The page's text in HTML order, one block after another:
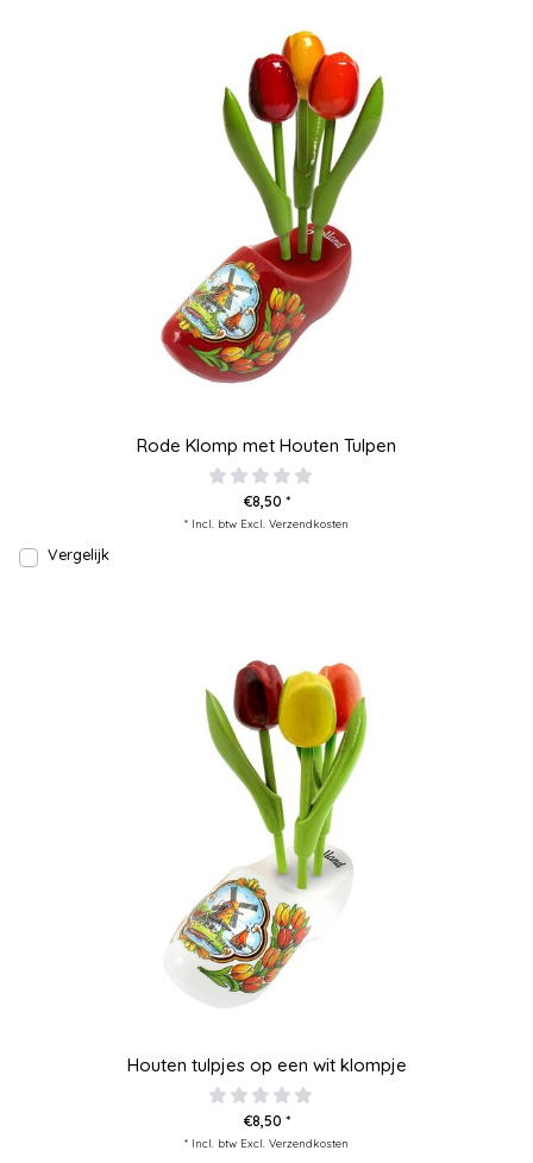
Rode Klomp met Houten Tulpen
€8,50 *
* Incl. btw Excl. Verzendkosten
Vergelijk
Houten tulpjes op een wit klompje
€8,50 *
* Incl. btw Excl. Verzendkosten